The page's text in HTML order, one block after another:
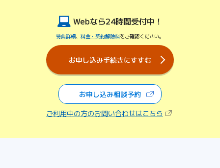
Webなら24時間受付中！
特典詳細、 料金・契約解除料をご確認ください。
お申し込み手続きにすすむ
お申し込み相談予約（新しいタブで開きます）
ご利用中の方のお問い合わせはこちら （新しいタブで